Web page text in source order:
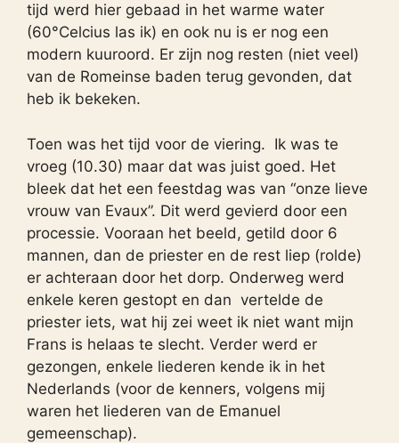
tijd werd hier gebaad in het warme water
(60°Celcius las ik) en ook nu is er nog een
modern kuuroord. Er zijn nog resten (niet veel)
van de Romeinse baden terug gevonden, dat
heb ik bekeken.
Toen was het tijd voor de viering. Ik was te
vroeg (10.30) maar dat was juist goed. Het
bleek dat het een feestdag was van “onze lieve
vrouw van Evaux”. Dit werd gevierd door een
processie. Vooraan het beeld, getild door 6
mannen, dan de priester en de rest liep (rolde)
er achteraan door het dorp. Onderweg werd
enkele keren gestopt en dan vertelde de
priester iets, wat hij zei weet ik niet want mijn
Frans is helaas te slecht. Verder werd er
gezongen, enkele liederen kende ik in het
Nederlands (voor de kenners, volgens mij
waren het liederen van de Emanuel
gemeenschap).